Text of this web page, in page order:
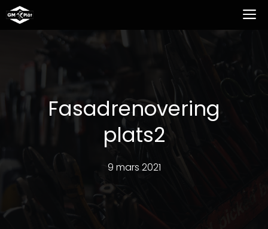
Hoppa
till
Fasadrenovering
plats2
9 mars 2021